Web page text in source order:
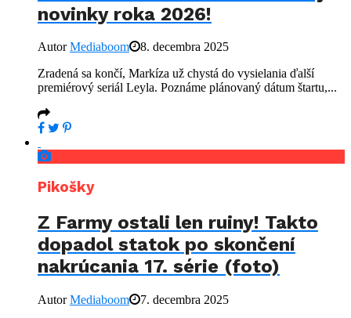
novinky roka 2026!
AutorMediaboom
8. decembra 2025
Zradená sa končí, Markíza už chystá do vysielania ďalší
premiérový seriál Leyla. Poznáme plánovaný dátum štartu,...
Pikošky
Z Farmy ostali len ruiny! Takto
dopadol statok po skončení
nakrúcania 17. série (foto)
AutorMediaboom
7. decembra 2025